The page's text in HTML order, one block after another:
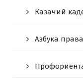
Казачий
Азбука права